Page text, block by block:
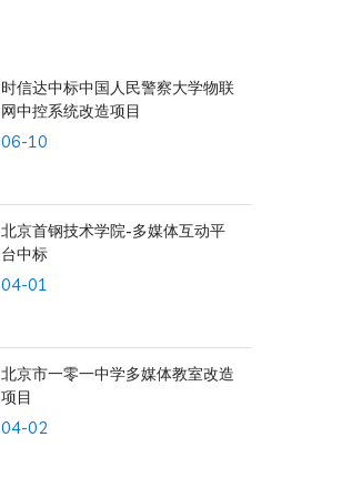
时信达中标中国人民警察大学物联
网中控系统改造项目
06-10
北京首钢技术学院-多媒体互动平
台中标
04-01
北京市一零一中学多媒体教室改造
项目
04-02